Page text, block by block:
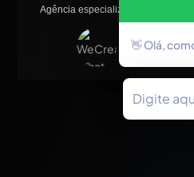
Agência especializada em SEO,
👋 Olá,